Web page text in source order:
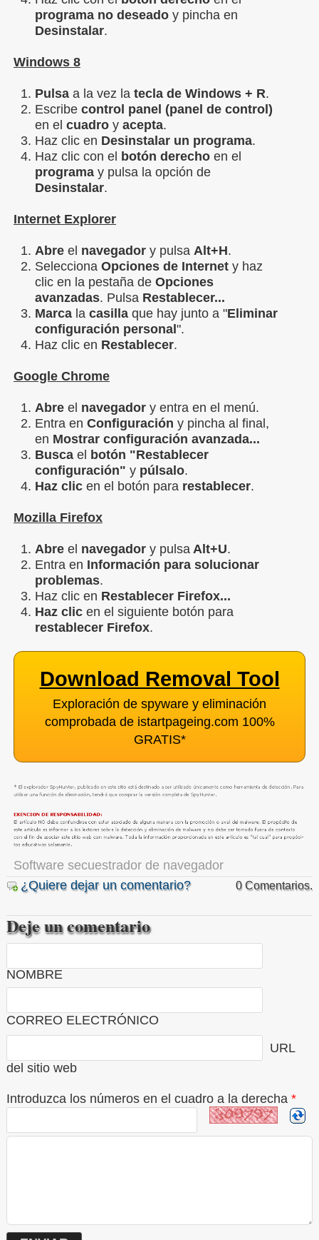
programa no deseado y pincha en
Desinstalar.
Windows 8
Pulsa a la vez la tecla de Windows + R.
Escribe control panel (panel de control)
en el cuadro y acepta.
Haz clic en Desinstalar un programa.
Haz clic con el botón derecho en el
programa y pulsa la opción de
Desinstalar.
Internet Explorer
Abre el navegador y pulsa Alt+H.
Selecciona Opciones de Internet y haz
clic en la pestaña de Opciones
avanzadas. Pulsa Restablecer...
Marca la casilla que hay junto a "Eliminar
configuración personal ".
Haz clic en Restablecer.
Google Chrome
Abre el navegador y entra en el menú.
Entra en Configuración y pincha al final,
en Mostrar configuración avanzada...
Busca el botón "Restablecer
configuración" y púlsalo.
Haz clic en el botón para restablecer.
Mozilla Firefox
Abre el navegador y pulsa Alt+U.
Entra en Información para solucionar
problemas.
Haz clic en Restablecer Firefox...
Haz clic en el siguiente botón para
restablecer Firefox.
Download Removal Tool
Exploración de spyware y eliminación
comprobada de istartpageing.com 100%
GRATIS*
Software secuestrador de navegador
¿Quiere dejar un comentario?
0 Comentarios.
Deje un comentario
NOMBRE
CORREO ELECTRÓNICO
URL
del sitio web
Introduzca los números en el cuadro a la derecha *